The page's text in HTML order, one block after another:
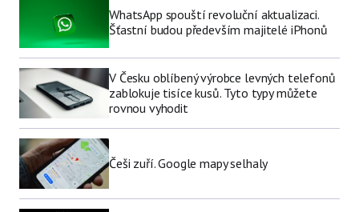
WhatsApp spouští revoluční aktualizaci.
Šťastní budou především majitelé iPhonů
V Česku oblíbený výrobce levných telefonů
zablokuje tisíce kusů. Tyto typy můžete
rovnou vyhodit
Češi zuří. Google mapy selhaly